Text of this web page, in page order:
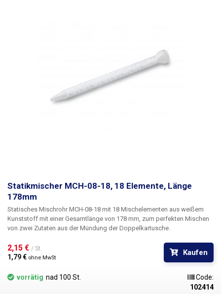
Statikmischer MCH-08-18, 18 Elemente, Länge
178mm
Statisches Mischrohr MCH-08-18 mit 18 Mischelementen aus weißem
Kunststoff mit einer Gesamtlänge von 178 mm, zum perfekten Mischen
von zwei Zutaten aus der Mündung der Doppelkartusche.
2,15 € / St.
1,79 € ohne MwSt
Kaufen
vorrätig nad 100 St.
Code:
102414